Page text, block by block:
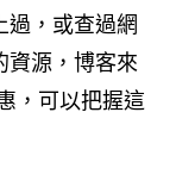
過，或查過網
資源，博客來
，可以把握這